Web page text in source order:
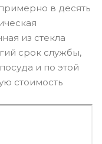
в десять
из стекла
срок службы,
и по этой
стоимость